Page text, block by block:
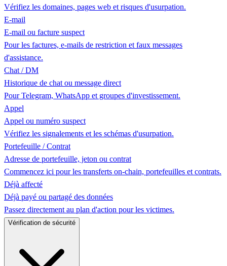
Vérifiez les domaines, pages web et risques d'usurpation.
E-mail
E-mail ou facture suspect
Pour les factures, e-mails de restriction et faux messages
d'assistance.
Chat / DM
Historique de chat ou message direct
Pour Telegram, WhatsApp et groupes d'investissement.
Appel
Appel ou numéro suspect
Vérifiez les signalements et les schémas d'usurpation.
Portefeuille / Contrat
Adresse de portefeuille, jeton ou contrat
Commencez ici pour les transferts on-chain, portefeuilles et contrats.
Déjà affecté
Déjà payé ou partagé des données
Passez directement au plan d'action pour les victimes.
Vérification de sécurité